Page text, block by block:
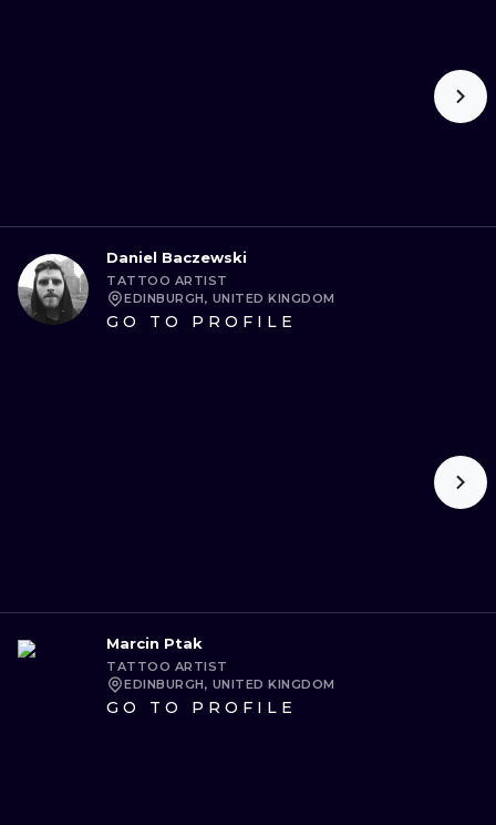
Daniel Baczewski
TATTOO ARTIST
EDINBURGH, UNITED KINGDOM
GO TO PROFILE
Marcin Ptak
TATTOO ARTIST
EDINBURGH, UNITED KINGDOM
GO TO PROFILE